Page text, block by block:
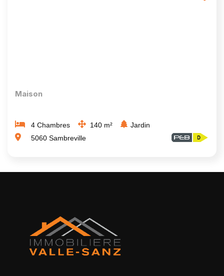
Maison
4 Chambres 140 m²
Jardin
5060 Sambreville